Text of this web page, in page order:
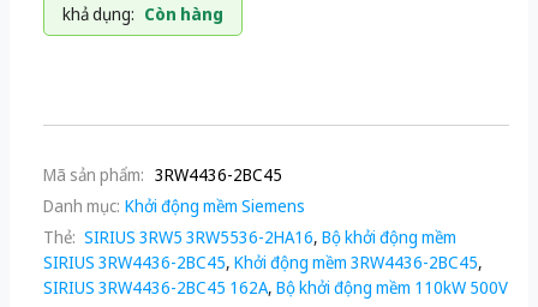
khả dụng: Còn hàng
Mã sản phẩm: 3RW4436-2BC45
Danh mục: Khởi động mềm Siemens
Thẻ: SIRIUS 3RW5 3RW5536-2HA16, Bộ khởi động mềm
SIRIUS 3RW4436-2BC45, Khởi động mềm 3RW4436-2BC45,
SIRIUS 3RW4436-2BC45 162A, Bộ khởi động mềm 110kW 500V